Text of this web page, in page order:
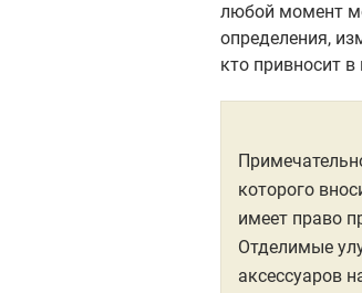
любой момент
определения,
кто привносит
которого
имеет право
Отделимые
аксессуаров